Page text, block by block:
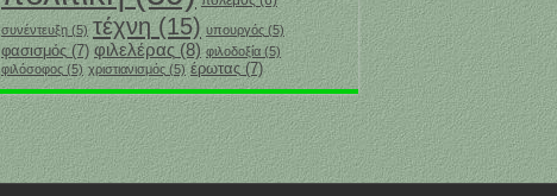
συνέντευξη (5) τέχνη(15) υπουργός(5)
φασισμός(7) φιλελέρας (8) φιλοδοξία (5)
φιλόσοφος (5) χριστιανισμός (5) ‎έρωτας(7)